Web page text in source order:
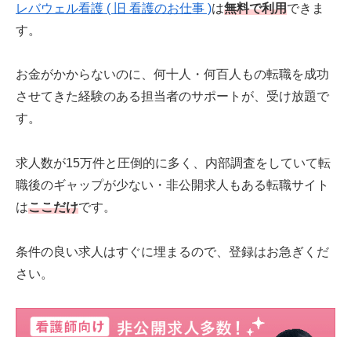
レバウェル看護 ( 旧 看護のお仕事 )は無料で利用できま
す。
お金がかからないのに、何十人・何百人もの転職を成功
させてきた経験のある担当者のサポートが、受け放題で
す。
求人数が15万件と圧倒的に多く、内部調査をしていて転
職後のギャップが少ない・非公開求人もある転職サイト
はここだけです。
条件の良い求人はすぐに埋まるので、登録はお急ぎくだ
さい。